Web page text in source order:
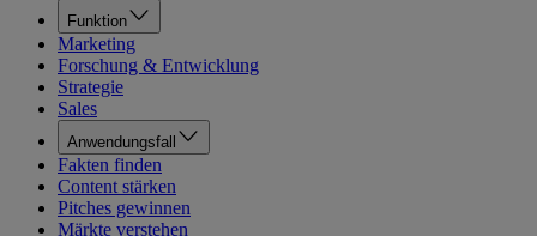
Funktion
Marketing
Forschung & Entwicklung
Strategie
Sales
Anwendungsfall
Fakten finden
Content stärken
Pitches gewinnen
Märkte verstehen